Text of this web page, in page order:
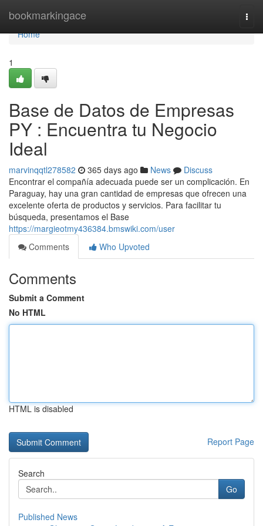
bookmarkingace
Home
Home
1
Base de Datos de Empresas
PY : Encuentra tu Negocio
Ideal
marvinqqtl278582 365 days ago News
Discuss
Encontrar el compañía adecuada puede ser un complicación. En
Paraguay, hay una gran cantidad de empresas que ofrecen una
excelente oferta de productos y servicios. Para facilitar tu
búsqueda, presentamos el Base
https://margieotmy436384.bmswiki.com/user
Comments
Who Upvoted
Comments
Submit a Comment
No HTML
HTML is disabled
Report Page
Search
Go
Published News